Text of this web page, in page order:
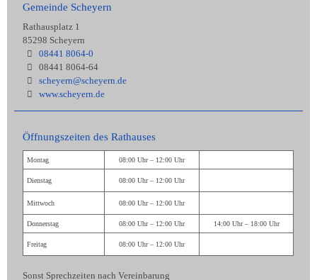
Gemeinde Scheyern
Rathausplatz 1
85298 Scheyern
08441 8064-0
08441 8064-64
scheyern@scheyern.de
www.scheyern.de
Öffnungszeiten des Rathauses
Montag 08:00 Uhr – 12:00 Uhr
Dienstag 08:00 Uhr – 12:00 Uhr
Mittwoch 08:00 Uhr – 12:00 Uhr
Donnerstag 08:00 Uhr – 12:00 Uhr 14:00 Uhr – 18:00 Uhr
Freitag 08:00 Uhr – 12:00 Uhr
Sonst Sprechzeiten nach Vereinbarung